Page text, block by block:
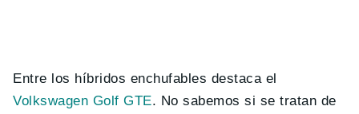
Entre los híbridos enchufables destaca el
Volkswagen Golf GTE. No sabemos si se tratan de